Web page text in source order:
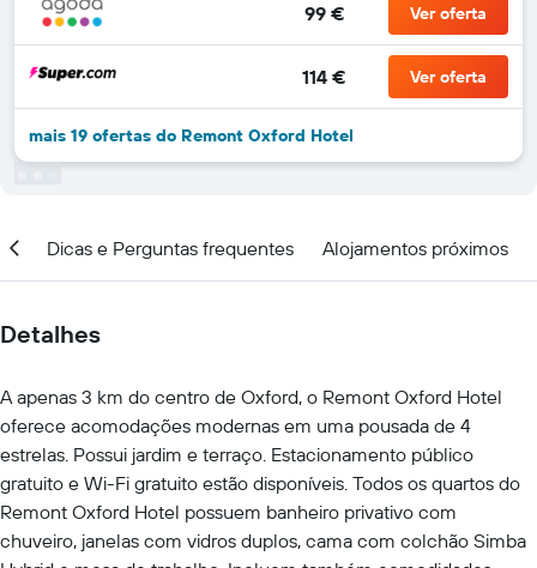
99 € Ver oferta
114 € Ver oferta
mais 19 ofertas do Remont Oxford Hotel
Dicas e Perguntas frequentes Alojamentos próximos
Detalhes
A apenas 3 km do centro de Oxford, o Remont Oxford Hotel
oferece acomodações modernas em uma pousada de 4
estrelas. Possui jardim e terraço. Estacionamento público
gratuito e Wi-Fi gratuito estão disponíveis. Todos os quartos do
Remont Oxford Hotel possuem banheiro privativo com
chuveiro, janelas com vidros duplos, cama com colchão Simba